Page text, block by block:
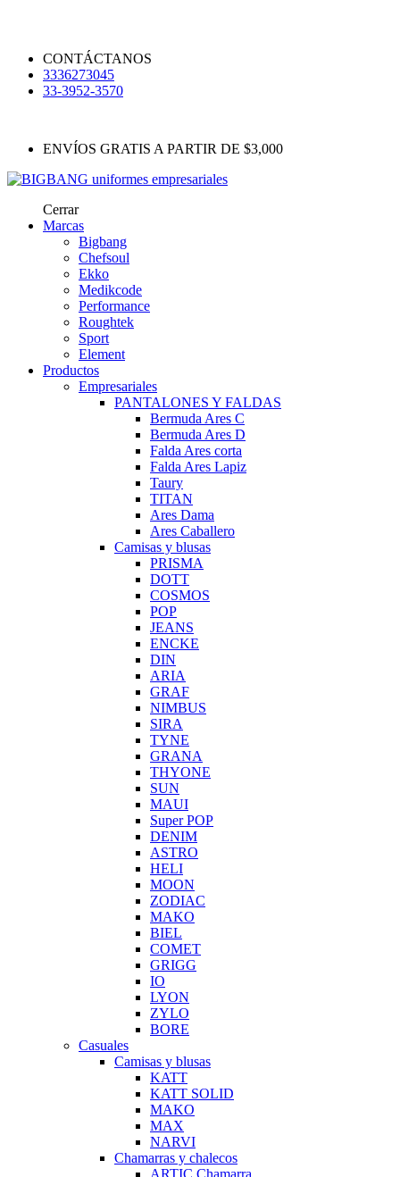
CONTÁCTANOS
3336273045
33-3952-3570
ENVÍOS GRATIS A PARTIR DE $3,000
Cerrar
Marcas
Bigbang
Chefsoul
Ekko
Medikcode
Performance
Roughtek
Sport
Element
Productos
Empresariales
PANTALONES Y FALDAS
Bermuda Ares C
Bermuda Ares D
Falda Ares corta
Falda Ares Lapiz
Taury
TITAN
Ares Dama
Ares Caballero
Camisas y blusas
PRISMA
DOTT
COSMOS
POP
JEANS
ENCKE
DIN
ARIA
GRAF
NIMBUS
SIRA
TYNE
GRANA
THYONE
SUN
MAUI
Super POP
DENIM
ASTRO
HELI
MOON
ZODIAC
MAKO
BIEL
COMET
GRIGG
IO
LYON
ZYLO
BORE
Casuales
Camisas y blusas
KATT
KATT SOLID
MAKO
MAX
NARVI
Chamarras y chalecos
ARTIC Chamarra